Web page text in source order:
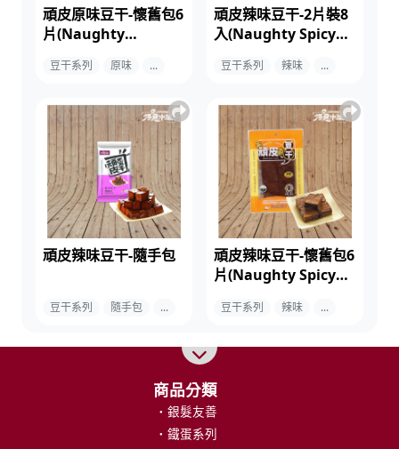
頑皮原味豆干-懷舊包6
片(Naughty
Curd)
豆干系列 原味 ...
頑皮辣味豆干-2片裝8
入(Naughty Spicy
豆干系列 辣味 ...
頑皮辣味豆干-隨手包
豆干系列 隨手包 ...
頑皮辣味豆干-懷舊包6
片(Naughty Spicy
豆干系列 辣味 ...
商品分類
銀髮友善
鐵蛋系列